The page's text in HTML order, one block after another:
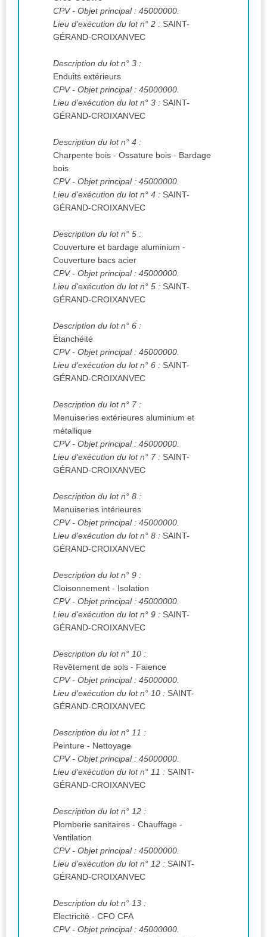
CPV- Objet principal : 45000000.
Lieu d'exécution du lot n° 2 : SAINT-
GÉRAND-CROIXANVEC
Description du lot n° 3 :
Enduits extérieurs
CPV- Objet principal : 45000000.
Lieu d'exécution du lot n° 3 : SAINT-
GÉRAND-CROIXANVEC
Description du lot n° 4 :
Charpente bois - Ossature bois - Bardage
bois
CPV- Objet principal : 45000000.
Lieu d'exécution du lot n° 4 : SAINT-
GÉRAND-CROIXANVEC
Description du lot n° 5 :
Couverture et bardage aluminium -
Couverture bacs acier
CPV- Objet principal : 45000000.
Lieu d'exécution du lot n° 5 : SAINT-
GÉRAND-CROIXANVEC
Description du lot n° 6 :
Étanchéité
CPV- Objet principal : 45000000.
Lieu d'exécution du lot n° 6 : SAINT-
GÉRAND-CROIXANVEC
Description du lot n° 7 :
Menuiseries extérieures aluminium et
métallique
CPV- Objet principal : 45000000.
Lieu d'exécution du lot n° 7 : SAINT-
GÉRAND-CROIXANVEC
Description du lot n° 8 :
Menuiseries intérieures
CPV- Objet principal : 45000000.
Lieu d'exécution du lot n° 8 : SAINT-
GÉRAND-CROIXANVEC
Description du lot n° 9 :
Cloisonnement - Isolation
CPV- Objet principal : 45000000.
Lieu d'exécution du lot n° 9 : SAINT-
GÉRAND-CROIXANVEC
Description du lot n° 10 :
Revêtement de sols - Faience
CPV- Objet principal : 45000000.
Lieu d'exécution du lot n° 10 : SAINT-
GÉRAND-CROIXANVEC
Description du lot n° 11 :
Peinture - Nettoyage
CPV- Objet principal : 45000000.
Lieu d'exécution du lot n° 11 : SAINT-
GÉRAND-CROIXANVEC
Description du lot n° 12 :
Plomberie sanitaires - Chauffage -
Ventilation
CPV- Objet principal : 45000000.
Lieu d'exécution du lot n° 12 : SAINT-
GÉRAND-CROIXANVEC
Description du lot n° 13 :
Electricité - CFO CFA
CPV- Objet principal : 45000000.